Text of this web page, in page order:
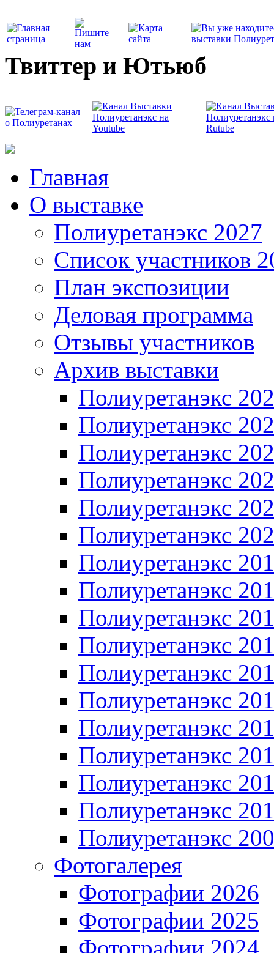
Твиттер и Ютьюб
Главная
О выставке
Полиуретанэкс 2027
Список участников
План экспозиции
Деловая программа
Отзывы участников
Архив выставки
Полиуретанэкс
Полиуретанэкс
Полиуретанэкс
Полиуретанэкс
Полиуретанэкс
Полиуретанэкс
Полиуретанэкс
Полиуретанэкс
Полиуретанэкс
Полиуретанэкс
Полиуретанэкс
Полиуретанэкс
Полиуретанэкс
Полиуретанэкс
Полиуретанэкс
Полиуретанэкс
Полиуретанэкс
Фотогалерея
Фотографии 2026
Фотографии 2025